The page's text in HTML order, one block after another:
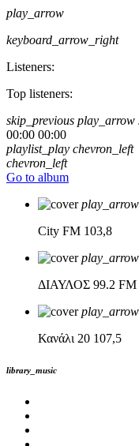
play_arrow
keyboard_arrow_right
Listeners:
Top listeners:
skip_previous play_arrow
00:00 00:00
playlist_play chevron_left
chevron_left
Go to album
play_arrow
City FM 103,8
play_arrow
ΔΙΑΥΛΟΣ 99.2 FM
play_arrow
Κανάλι 20 107,5
library_music